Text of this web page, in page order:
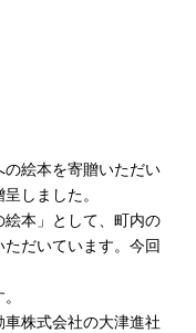
絵本を寄贈いただい
しました。
本」として、町内の
だいています。今回
車株式会社の大津進社